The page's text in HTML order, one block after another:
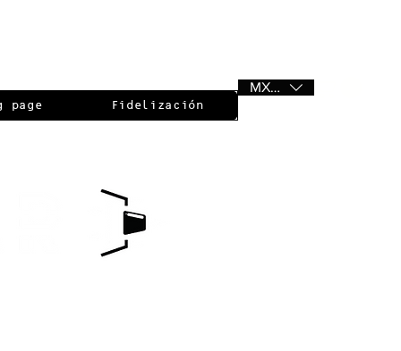
page Fidelización
MXN ($)